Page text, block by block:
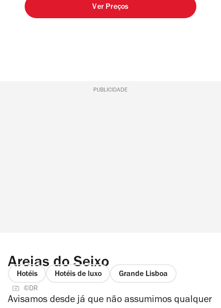
Ver Preços
PUBLICIDADE
Areias do Seixo
Hotéis Hotéis de luxo Grande Lisboa
©DR
Avisamos desde já que não assumimos qualquer